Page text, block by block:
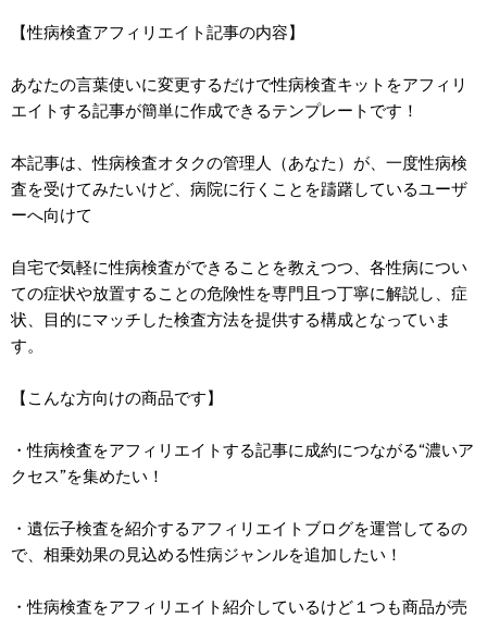
【性病検査アフィリエイト記事の内容】
あなたの言葉使いに変更するだけで性病検査キットをアフィリ
エイトする記事が簡単に作成できるテンプレートです！
本記事は、性病検査オタクの管理人（あなた）が、一度性病検
査を受けてみたいけど、病院に行くことを躊躇しているユーザ
ーへ向けて
自宅で気軽に性病検査ができることを教えつつ、各性病につい
ての症状や放置することの危険性を専門且つ丁寧に解説し、症
状、目的にマッチした検査方法を提供する構成となっていま
す。
【こんな方向けの商品です】
・性病検査をアフィリエイトする記事に成約につながる“濃いア
クセス”を集めたい！
・遺伝子検査を紹介するアフィリエイトブログを運営してるの
で、相乗効果の見込める性病ジャンルを追加したい！
・性病検査をアフィリエイト紹介しているけど１つも商品が売